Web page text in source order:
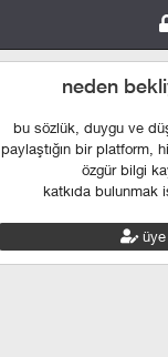
neden
bu sözlük, duygu ve
paylaştığın bir platform,
özgür bilgi
katkıda bulunmak
üye